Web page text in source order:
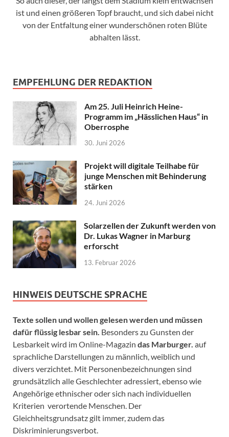
ist und einen größeren Topf braucht, und sich dabei nicht
von der Entfaltung einer wunderschönen roten Blüte
abhalten lässt.
EMPFEHLUNG DER REDAKTION
Am 25. Juli Heinrich Heine-
Programm im „Hässlichen Haus“ in
Oberrosphe
30. Juni 2026
Projekt will digitale Teilhabe für
junge Menschen mit Behinderung
stärken
24. Juni 2026
Solarzellen der Zukunft werden von
Dr. Lukas Wagner in Marburg
erforscht
13. Februar 2026
HINWEIS DEUTSCHE SPRACHE
Texte sollen und wollen gelesen werden und müssen
dafür flüssig lesbar sein. Besonders zu Gunsten der
Lesbarkeit wird im Online-Magazin das Marburger. auf
sprachliche Darstellungen zu männlich, weiblich und
divers verzichtet. Mit Personenbezeichnungen sind
grundsätzlich alle Geschlechter adressiert, ebenso wie
Angehörige ethnischer oder sich nach individuellen
Kriterien verortende Menschen. Der
Gleichheitsgrundsatz gilt immer, zudem das
Diskriminierungsverbot.